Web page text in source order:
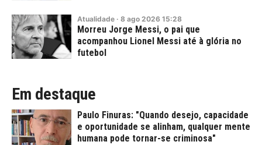
Atualidade · 8 ago 2026 15:28
Morreu Jorge Messi, o pai que
acompanhou Lionel Messi até à glória no
futebol
Em destaque
Paulo Finuras: "Quando desejo, capacidade
e oportunidade se alinham, qualquer mente
humana pode tornar-se criminosa"